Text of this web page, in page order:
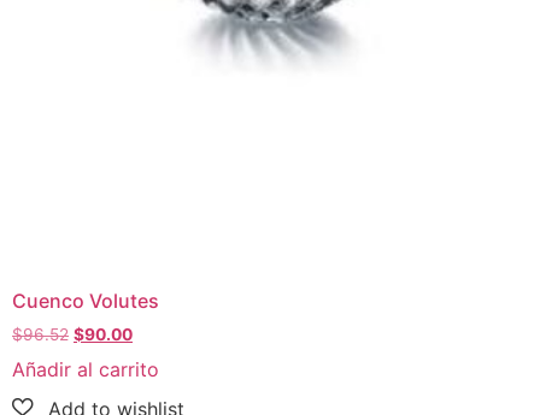
Cuenco Volutes
$96.52 $90.00
Añadir al carrito